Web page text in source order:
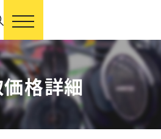
格詳細